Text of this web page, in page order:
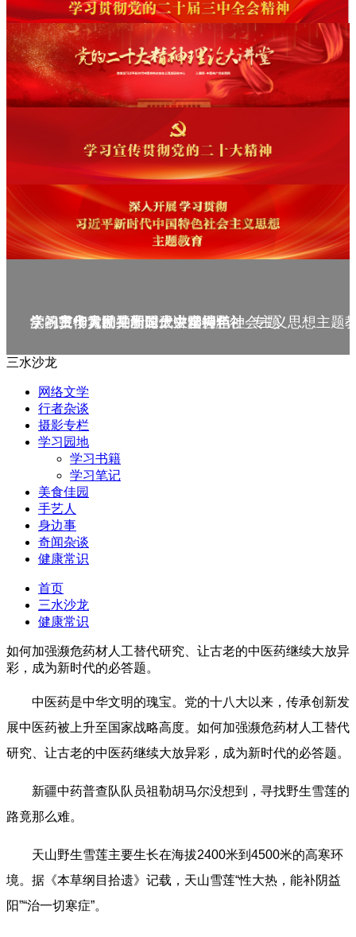
庆祝中华人民共和国成立75周年
学习贯彻党的二十届三中全会精神_专题
党的二十大精神理论大讲堂--理论
学习宣传贯彻党的二十大精神
学习贯彻习近平新时代中国特色社会主义思想主题
三水沙龙
网络文学
行者杂谈
摄影专栏
学习园地
学习书籍
学习笔记
美食佳园
手艺人
身边事
奇闻杂谈
健康常识
首页
三水沙龙
健康常识
如何加强濒危药材人工替代研究、让古老的中医药继续大放异
彩，成为新时代的必答题。
中医药是中华文明的瑰宝。党的十八大以来，传承创新发
展中医药被上升至国家战略高度。如何加强濒危药材人工替代
研究、让古老的中医药继续大放异彩，成为新时代的必答题。
新疆中药普查队队员祖勒胡马尔没想到，寻找野生雪莲的
路竟那么难。
天山野生雪莲主要生长在海拔2400米到4500米的高寒环
境。据《本草纲目拾遗》记载，天山雪莲“性大热，能补阴益
阳”“治一切寒症”。